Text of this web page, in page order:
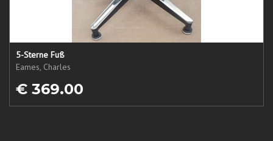
5-Sterne Fuß
Eames, Charles
€ 369.00